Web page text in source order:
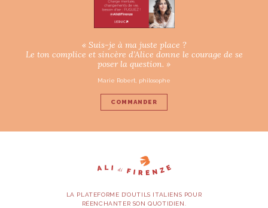
« Suis-je à ma juste place ?
Le ton complice et sincère d’Alice donne le courage de se
poser la question. »
Marie Robert, philosophe
COMMANDER
LA PLATEFORME D’OUTILS ITALIENS POUR
RÉENCHANTER SON QUOTIDIEN.